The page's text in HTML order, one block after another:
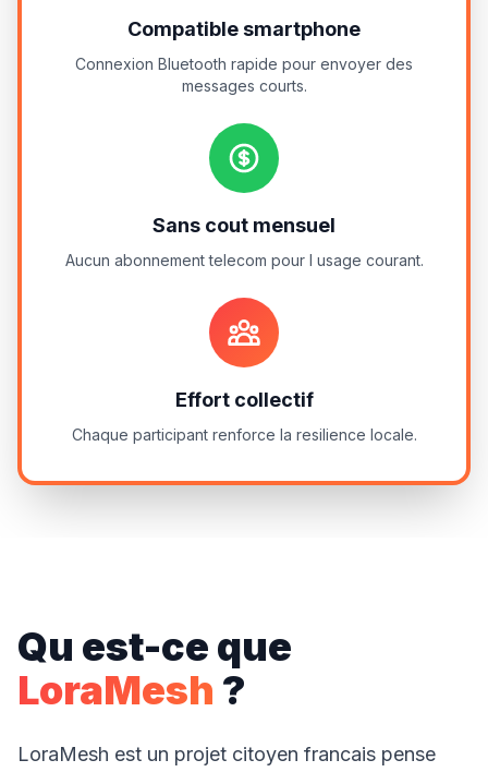
Compatible smartphone
Connexion Bluetooth rapide pour envoyer des
messages courts.
Sans cout mensuel
Aucun abonnement telecom pour l usage courant.
Effort collectif
Chaque participant renforce la resilience locale.
Qu est-ce que
LoraMesh ?
LoraMesh est un projet citoyen francais pense